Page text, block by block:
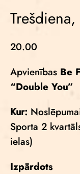
20.00
Apvienības Be
“Double You”
Kur:
Sporta 2
ielas)
Izpārdots